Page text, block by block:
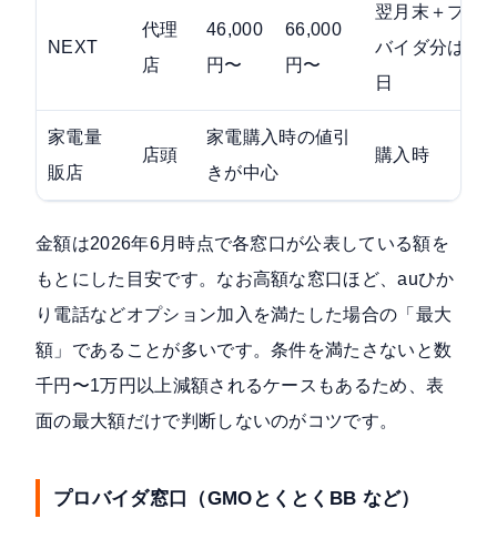
NEXT
代理
店
46,000
円〜
66,000
円〜
翌月末＋プロ
バイダ分は後
日
家電量
販店
店頭
家電購入時の値引
きが中心
購入時
金額は2026年6月時点で各窓口が公表している額を
もとにした目安です。なお高額な窓口ほど、auひか
り電話などオプション加入を満たした場合の「最大
額」であることが多いです。条件を満たさないと数
千円〜1万円以上減額されるケースもあるため、表
面の最大額だけで判断しないのがコツです。
プロバイダ窓口（GMOとくとくBB など）